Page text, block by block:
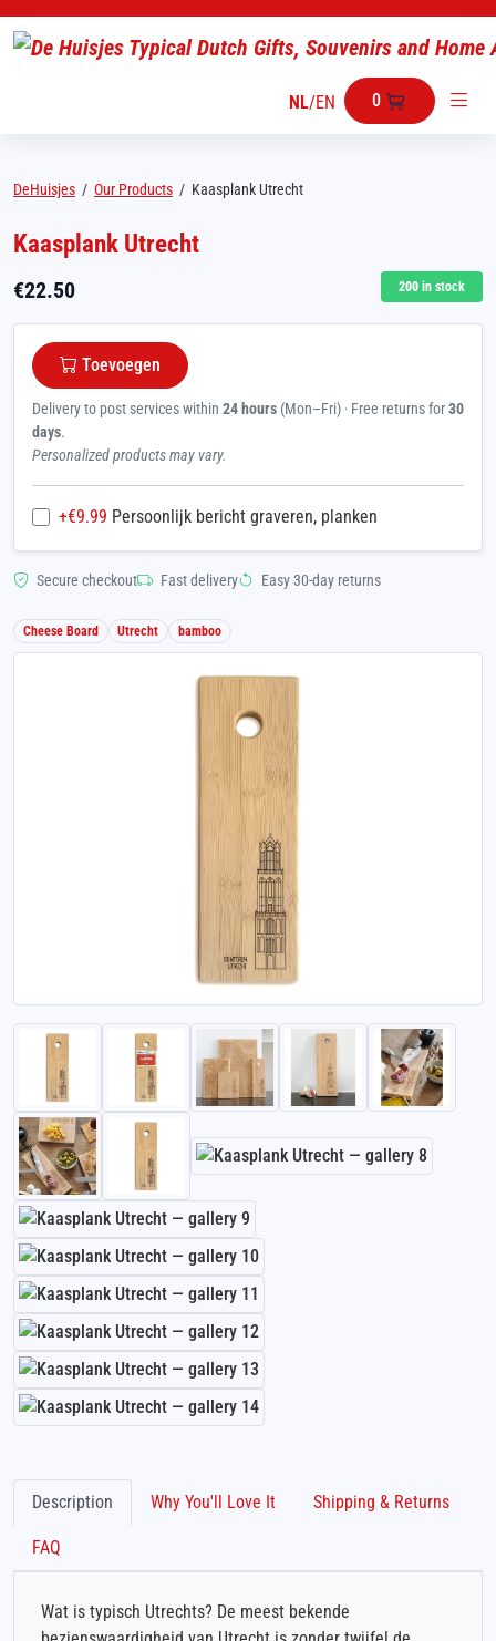
NL/EN 0
DeHuisjes / Our Products / Kaasplank Utrecht
Kaasplank Utrecht
€22.50 200 in stock
Toevoegen
Delivery to post services within 24 hours (Mon–Fri) · Free returns for30
days.
Personalized products may vary.
+€9.99 Persoonlijk bericht graveren, planken
Secure checkout Fast delivery Easy 30-day returns
Cheese Board Utrecht bamboo
Description Why You'll Love It Shipping & Returns
FAQ
Wat is typisch Utrechts? De meest bekende